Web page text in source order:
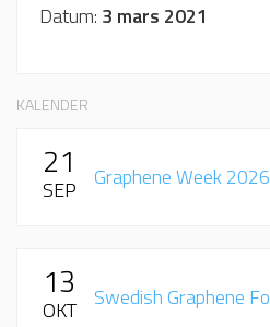
Datum: 3 mars 2021
KALENDER
21
SEP Graphene Week 2026
13
OKT Swedish Graphene